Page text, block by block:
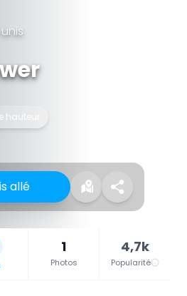
allé
1
Photos
4,7k
Popularité